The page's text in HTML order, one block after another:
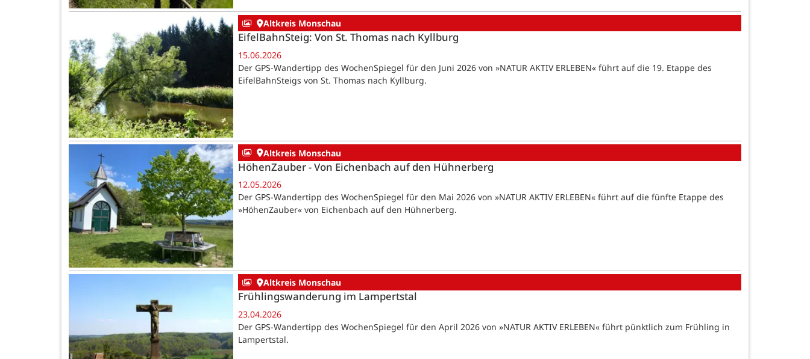
Altkreis Monschau
EifelBahnSteig: Von St. Thomas nach Kyllburg
15.06.2026
Der GPS-Wandertipp des WochenSpiegel für den Juni 2026 von »NATUR AKTIV ERLEBEN« führt auf die 19. Etappe des
EifelBahnSteigs von St. Thomas nach Kyllburg.
Altkreis Monschau
HöhenZauber - Von Eichenbach auf den Hühnerberg
12.05.2026
Der GPS-Wandertipp des WochenSpiegel für den Mai 2026 von »NATUR AKTIV ERLEBEN« führt auf die fünfte Etappe des
»HöhenZauber« von Eichenbach auf den Hühnerberg.
Altkreis Monschau
Frühlingswanderung im Lampertstal
23.04.2026
Der GPS-Wandertipp des WochenSpiegel für den April 2026 von »NATUR AKTIV ERLEBEN« führt pünktlich zum Frühling in
Lampertstal.